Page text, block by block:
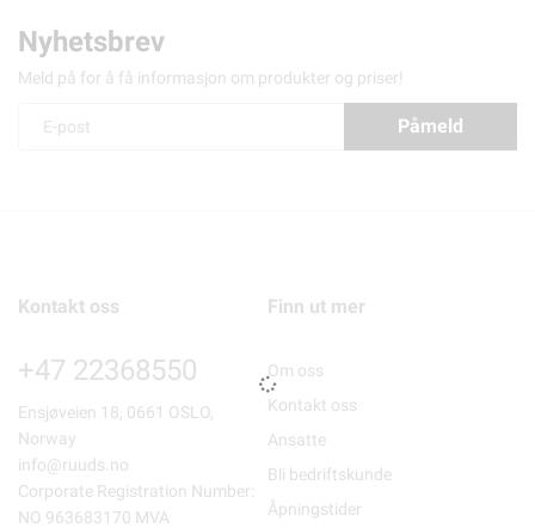
Nyhetsbrev
Meld på for å få informasjon om produkter og priser!
Påmeld
Kontakt oss
+47 22368550
Ensjøveien 18, 0661 OSLO,
Norway
info@ruuds.no
Corporate Registration Number:
NO 963683170 MVA
Finn ut mer
Om oss
Kontakt oss
Ansatte
Bli bedriftskunde
Åpningstider